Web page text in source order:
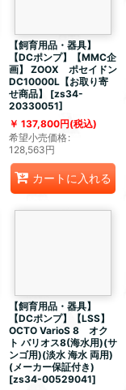
【飼育用品・器具】
【DCポンプ】【MMC企
画】 ZOOX ポセイドン
DC10000L【お取り寄
せ商品】
[zs34-
20330051]
137,800円(税込)
希望小売価格:
128,563円
カートに入れる
【飼育用品・器具】
【DCポンプ】【LSS】
OCTO VarioS 8 オク
ト バリオス8(海水用)(サ
ンゴ用)(淡水 海水 両用)
(メーカー保証付き)
[zs34-00529041]